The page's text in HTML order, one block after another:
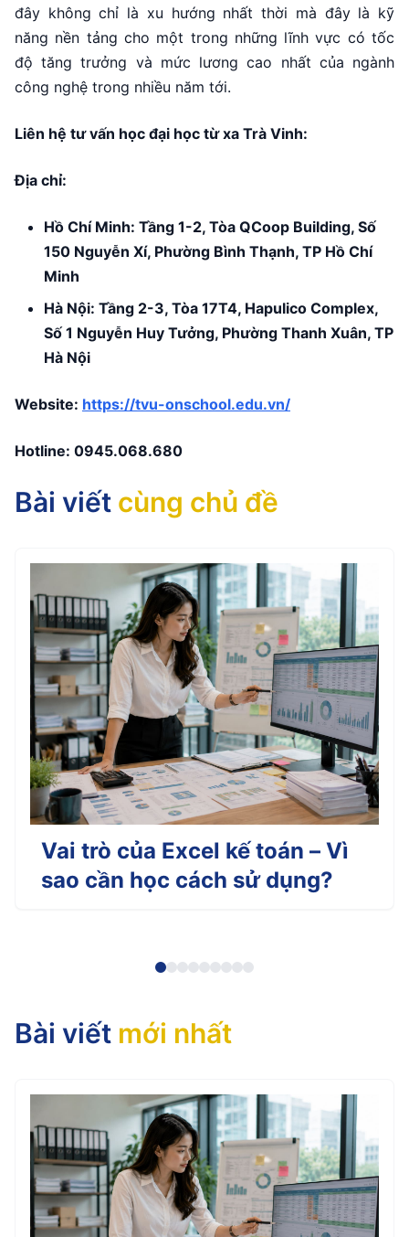
đây không chỉ là xu hướng nhất thời mà đây là kỹ
năng nền tảng cho một trong những lĩnh vực có tốc
độ tăng trưởng và mức lương cao nhất của ngành
công nghệ trong nhiều năm tới.
Liên hệ tư vấn học đại học từ xa Trà Vinh:
Địa chỉ:
Hồ Chí Minh: Tầng 1-2, Tòa QCoop Building, Số
150 Nguyễn Xí, Phường Bình Thạnh, TP Hồ Chí
Minh
Hà Nội: Tầng 2-3, Tòa 17T4, Hapulico Complex,
Số 1 Nguyễn Huy Tưởng, Phường Thanh Xuân, TP
Hà Nội
Website: https://tvu-onschool.edu.vn/
Hotline: 0945.068.680
Bài viết cùng chủ đề
Vai trò của Excel kế toán – Vì
sao cần học cách sử dụng?
Bài viết mới nhất